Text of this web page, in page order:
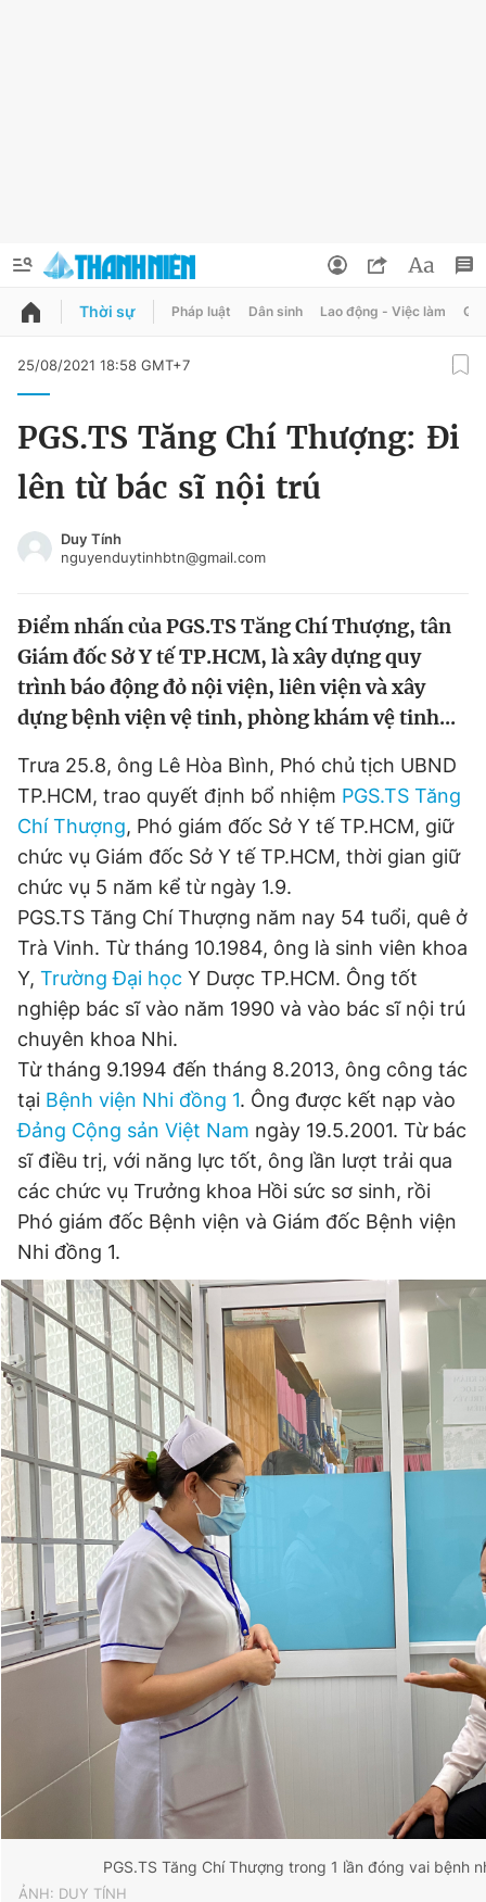
QUẢNG CÁO
Chào ngày mới Tin 24h
Tin thị trường Tin 360
Video Magazine
Sản phẩm khác
Tiện ích Bạn cần biết
Thông tin tòa soạn Liên hệ quảng cáo
Đọc Thanh Niên trên điện thoại
Theo dõi báo trên
Hotline
0906 645 777
Đặt báo Quảng cáo RSS Tòa soạn Chính sách bảo
Tổng biên tập: Nguyễn Ngọc Toàn
Phó tổng biên tập thường trực: Hải Thành
Phó tổng biên tập: Lâm Hiếu Dũng
Phó tổng biên tập: Trần Việt Hưng
Tổng thư ký tòa soạn: Đức Trung
Giấy phép xuất bản số 110/GP - BTTTT cấp ngày 24.3.2020
© 2003-2026 Bản quyền thuộc về Báo Thanh Niên. Cấm sao
chép dưới mọi hình thức nếu không có sự chấp thuận bằng văn
bản. Phát triển bởi ePi Technologies, JSC.
Đổi mật khẩu
Tin đã lưu
Tin đã xem
Thời sự Pháp luật Dân sinh Lao động - Việc làm
25/08/2021 18:58 GMT+7
PGS.TS Tăng Chí Thượng: Đi
lên từ bác sĩ nội trú
Duy Tính
nguyenduytinhbtn@gmail.com
Điểm nhấn của PGS.TS Tăng Chí Thượng, tân
Giám đốc Sở Y tế TP.HCM, là xây dựng quy
trình báo động đỏ nội viện, liên viện và xây
dựng bệnh viện vệ tinh, phòng khám vệ tinh...
Trưa 25.8, ông Lê Hòa Bình, Phó chủ tịch UBND
TP.HCM, trao quyết định bổ nhiệm PGS.TS Tăng
Chí Thượng, Phó giám đốc Sở Y tế TP.HCM, giữ
chức vụ Giám đốc Sở Y tế TP.HCM, thời gian giữ
chức vụ 5 năm kể từ ngày 1.9.
PGS.TS Tăng Chí Thượng năm nay 54 tuổi, quê ở
Trà Vinh. Từ tháng 10.1984, ông là sinh viên khoa
Y, Trường Đại học Y Dược TP.HCM. Ông tốt
nghiệp bác sĩ vào năm 1990 và vào bác sĩ nội trú
chuyên khoa Nhi.
Từ tháng 9.1994 đến tháng 8.2013, ông công tác
tại Bệnh viện Nhi đồng 1. Ông được kết nạp vào
Đảng Cộng sản Việt Nam ngày 19.5.2001. Từ bác
sĩ điều trị, với năng lực tốt, ông lần lượt trải qua
các chức vụ Trưởng khoa Hồi sức sơ sinh, rồi
Phó giám đốc Bệnh viện và Giám đốc Bệnh viện
Nhi đồng 1.
PGS.TS Tăng Chí Thượng trong 1 lần đóng vai bệnh
ẢNH: DUY TÍNH